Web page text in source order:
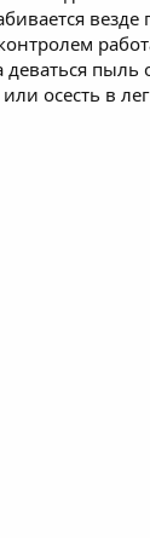
пыль
осесть в